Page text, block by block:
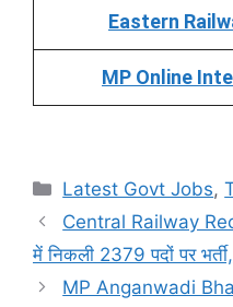
Eastern
MP Online
Categories
Latest Govt Jobs,
Central Railway
में निकली 2379 पदों पर
MP Anganwadi